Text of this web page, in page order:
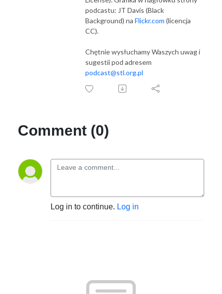
podcastu: JT Davis (Black
Background) na Flickr.com (licencja
CC).
Chętnie wysłuchamy Waszych uwag i
sugestii pod adresem
podcast@stl.org.pl
Comment (0)
Log in to continue. Log in